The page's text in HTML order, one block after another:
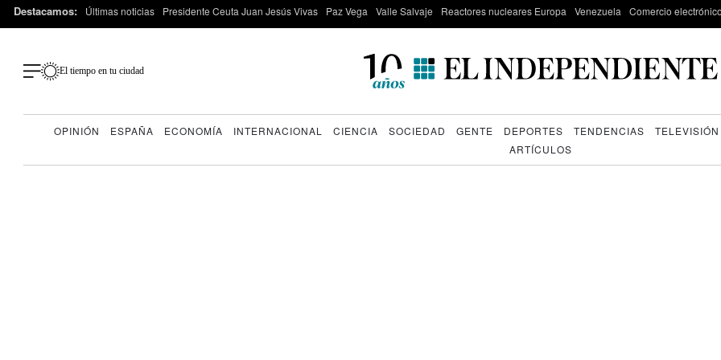
Destacamos: Últimas noticias Presidente Ceuta Juan Jesús Vivas Paz Vega Valle Salvaje Reactores nucleares Europa Venezuela Comercio
El tiempo en tu ciudad
OPINIÓN ESPAÑA ECONOMÍA INTERNACIONAL CIENCIA SOCIEDAD GENTE DEPORTES TENDENCIAS
TELEVISIÓN
ARTÍCULOS